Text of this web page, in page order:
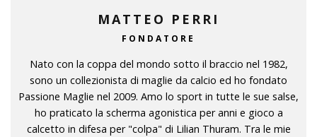
MATTEO PERRI
FONDATORE
Nato con la coppa del mondo sotto il braccio nel 1982,
sono un collezionista di maglie da calcio ed ho fondato
Passione Maglie nel 2009. Amo lo sport in tutte le sue salse,
ho praticato la scherma agonistica per anni e gioco a
calcetto in difesa per "colpa" di Lilian Thuram. Tra le mie